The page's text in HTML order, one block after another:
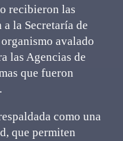
recibieron las
la Secretaría de
avalado
las Agencias de
que fueron
como una
que permiten